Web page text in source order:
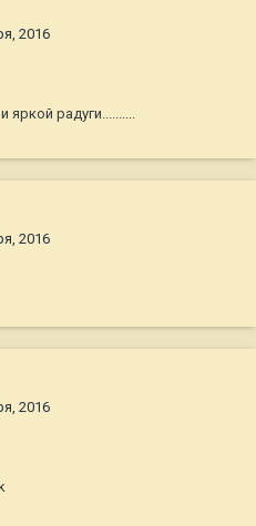
2016
яркой радуги..........
2016
2016